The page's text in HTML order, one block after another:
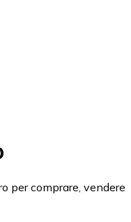
per comprare, vendere